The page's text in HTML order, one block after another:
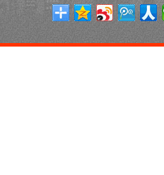
,app开发,空间域名,域名注册,服务器租用,空间